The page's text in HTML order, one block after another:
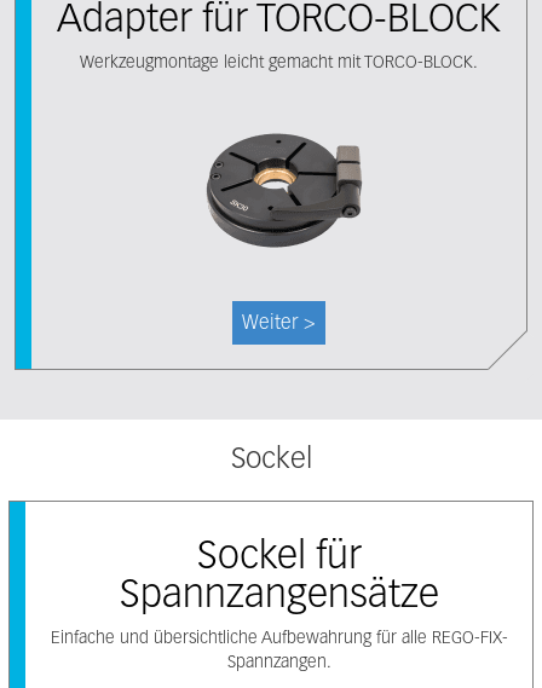
Adapter für TORCO-BLOCK
Werkzeugmontage leicht gemacht mit TORCO-BLOCK.
Weiter >
Sockel
Sockel für
Spannzangensätze
Einfache und übersichtliche Aufbewahrung für alle REGO-FIX-
Spannzangen.